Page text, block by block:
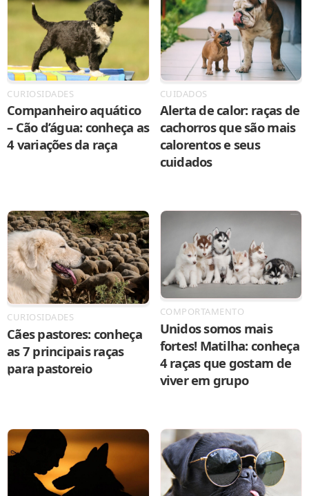
CURIOSIDADES
Companheiro aquático
– Cão d’água: conheça as
4 variações da raça
CUIDADOS
Alerta de calor: raças de
cachorros que são mais
calorentos e seus
cuidados
CURIOSIDADES
Cães pastores: conheça
as 7 principais raças
para pastoreio
COMPORTAMENTO
Unidos somos mais
fortes! Matilha: conheça
4 raças que gostam de
viver em grupo